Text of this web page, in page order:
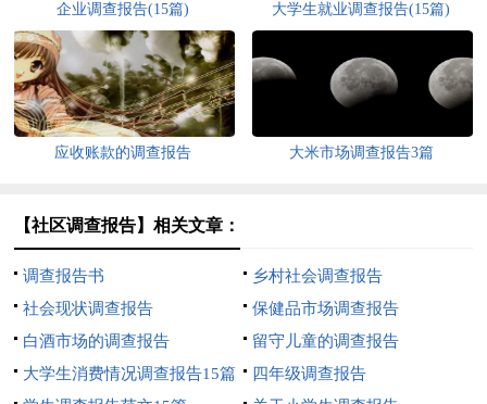
企业调查报告(15篇) 大学生就业调查报告(15篇)
应收账款的调查报告 大米市场调查报告3篇
【社区调查报告】相关文章：
调查报告书
乡村社会调查报告
社会现状调查报告
保健品市场调查报告
白酒市场的调查报告
留守儿童的调查报告
大学生消费情况调查报告15篇
四年级调查报告